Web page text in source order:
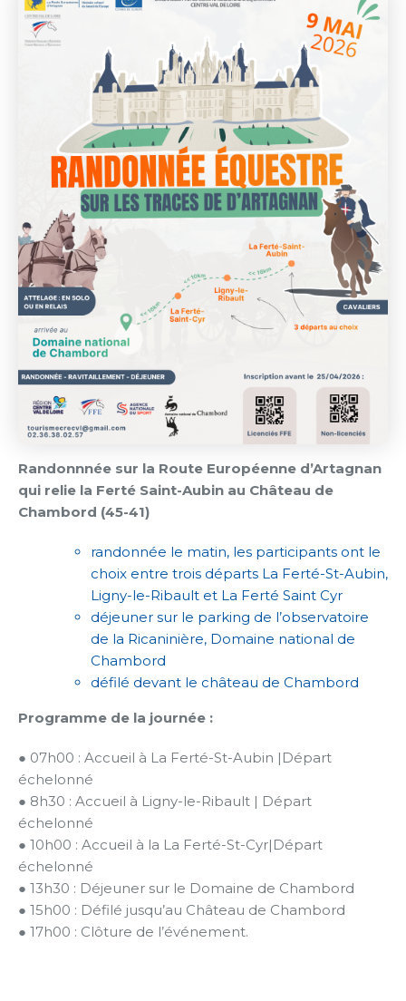
Randonnnée sur la Route Européenne d’Artagnan
qui relie la Ferté Saint-Aubin au Château de
Chambord (45-41)
randonnée le matin, les participants ont le
choix entre trois départs La Ferté-St-Aubin,
Ligny-le-Ribault et La Ferté Saint Cyr
déjeuner sur le parking de l’observatoire
de la Ricaninière, Domaine national de
Chambord
défilé devant le château de Chambord
Programme de la journée :
● 07h00 : Accueil à La Ferté-St-Aubin |Départ
échelonné
● 8h30 : Accueil à Ligny-le-Ribault | Départ
échelonné
● 10h00 : Accueil à la La Ferté-St-Cyr|Départ
échelonné
● 13h30 : Déjeuner sur le Domaine de Chambord
● 15h00 : Défilé jusqu’au Château de Chambord
● 17h00 : Clôture de l’événement.